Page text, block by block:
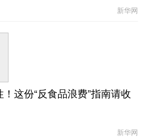
新华网
这份“反食品浪费”指南请收
新华网